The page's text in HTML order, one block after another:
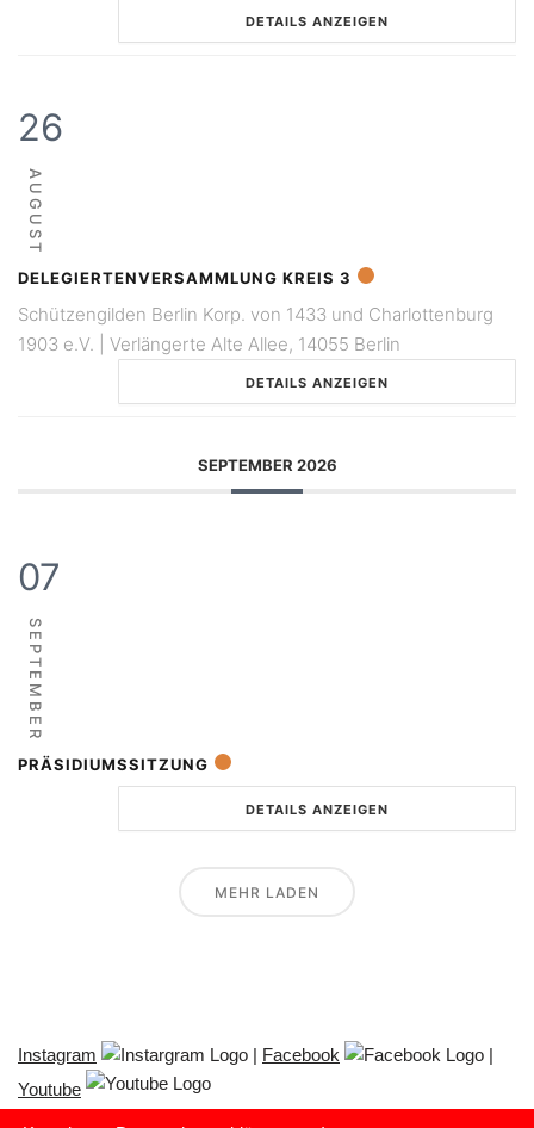
DETAILS ANZEIGEN
26
AUGUST
DELEGIERTENVERSAMMLUNG KREIS 3
Schützengilden Berlin Korp. von 1433 und Charlottenburg
1903 e.V. | Verlängerte Alte Allee, 14055 Berlin
DETAILS ANZEIGEN
SEPTEMBER 2026
07
SEPTEMBER
PRÄSIDIUMSSITZUNG
DETAILS ANZEIGEN
MEHR LADEN
Instagram | Facebook
|
Youtube